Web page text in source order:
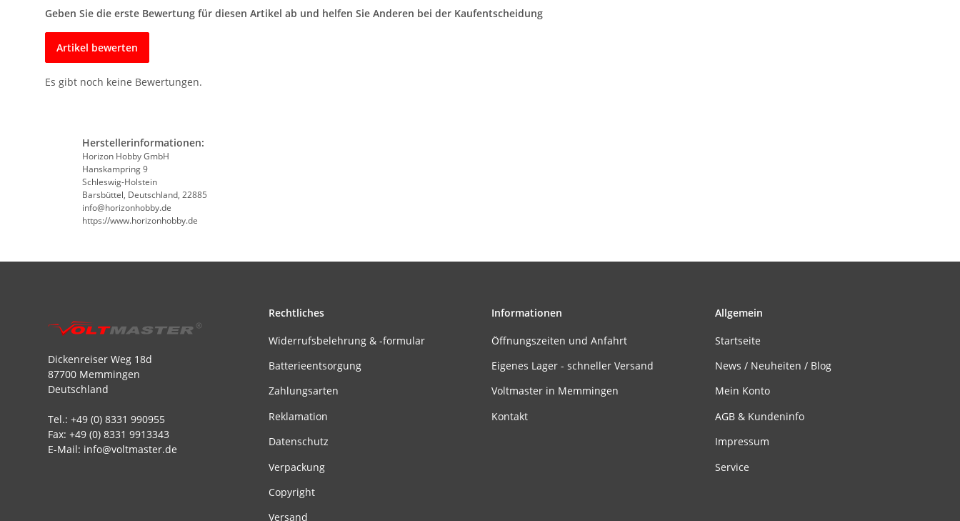
Geben Sie die erste Bewertung für diesen Artikel ab und helfen Sie Anderen bei der Kaufentscheidung
Artikel bewerten
Es gibt noch keine Bewertungen.
Herstellerinformationen:
Horizon Hobby GmbH
Hanskampring 9
Schleswig-Holstein
Barsbüttel, Deutschland, 22885
info@horizonhobby.de
https://www.horizonhobby.de
Dickenreiser Weg 18d
87700 Memmingen
Deutschland
Tel.: +49 (0) 8331 990955
Fax: +49 (0) 8331 9913343
E-Mail: info@voltmaster.de
Rechtliches
Widerrufsbelehrung & -formular
Batterieentsorgung
Zahlungsarten
Reklamation
Datenschutz
Verpackung
Copyright
Versand
Informationen
Öffnungszeiten und Anfahrt
Eigenes Lager - schneller Versand
Voltmaster in Memmingen
Kontakt
Allgemein
Startseite
News / Neuheiten / Blog
Mein Konto
AGB & Kundeninfo
Impressum
Service